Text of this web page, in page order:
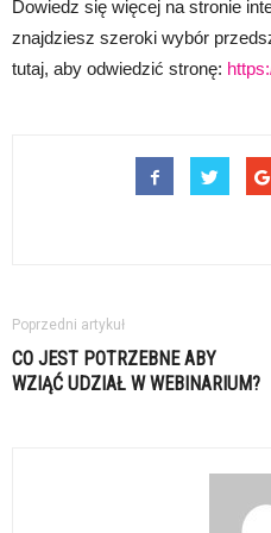
Dowiedz się więcej na stronie
znajdziesz szeroki wybór
tutaj, aby odwiedzić stronę:
Poprzedni artykuł
CO JEST POTRZEBNE ABY
WZIĄĆ UDZIAŁ W WEBINARIUM?